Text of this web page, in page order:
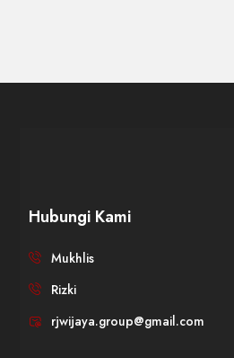
Hubungi Kami
Mukhlis
Rizki
rjwijaya.group@gmail.com